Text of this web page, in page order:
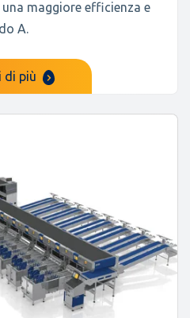
maggiore efficienza e
A.
di più